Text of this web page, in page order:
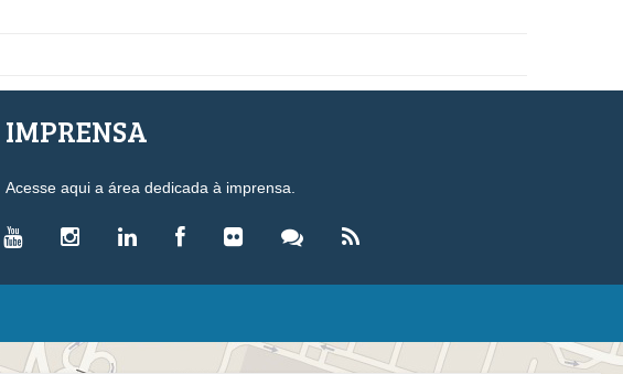
IMPRENSA
Acesse aqui a área dedicada à imprensa.
LEGISLAÇÃO